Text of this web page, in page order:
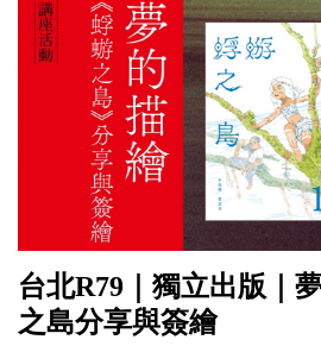
台北R79｜獨立出版｜
之島分享與簽繪